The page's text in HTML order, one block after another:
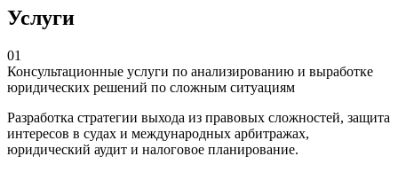
Услуги
01
Консультационные услуги по анализированию и выработке
юридических решений по сложным ситуациям
Разработка стратегии выхода из правовых сложностей, защита
интересов в судах и международных арбитражах,
юридический аудит и налоговое планирование.